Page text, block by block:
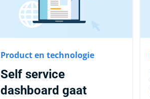
Product en technologie
Self service
dashboard gaat